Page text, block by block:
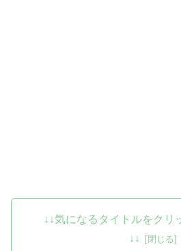
↓↓気になるタイトルをクリ
↓↓